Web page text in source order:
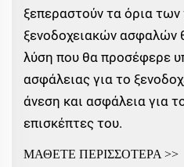
ξεπεραστούν τα όρια των
ξενοδοχειακών ασφαλών
λύση που θα προσέφερε
ασφάλειας για το
άνεση και ασφάλεια για
επισκέπτες του.
ΜΑΘΕΤΕ ΠΕΡΙΣΣΟΤΕΡΑ >>